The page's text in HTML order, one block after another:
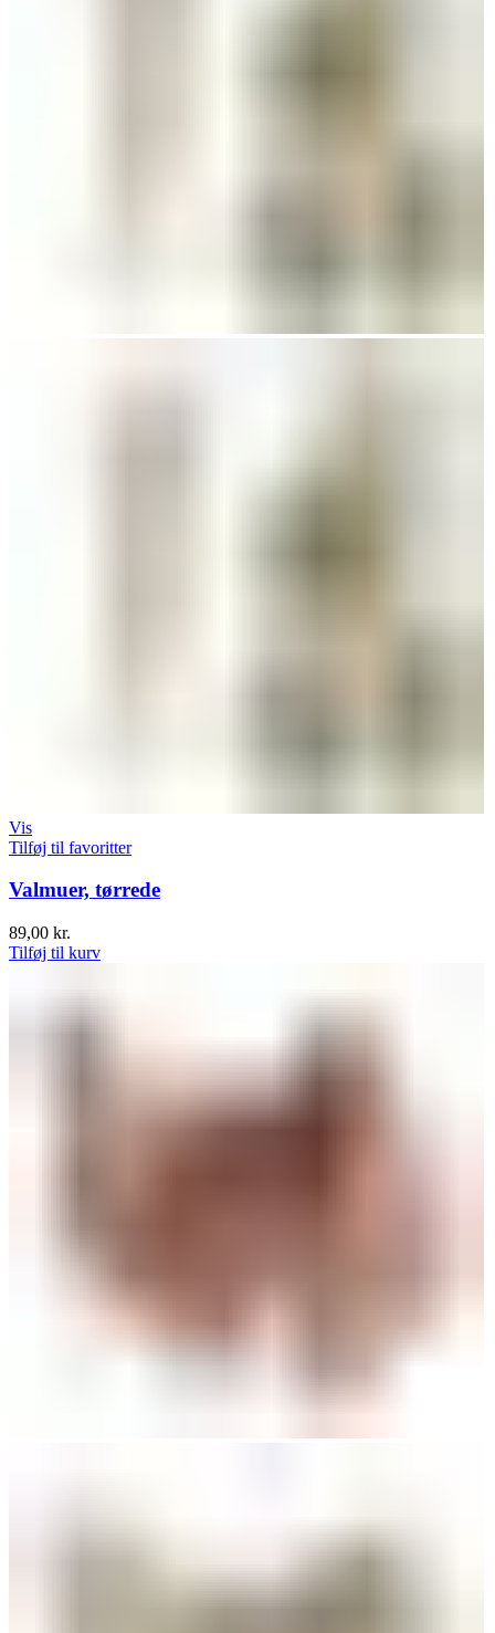
Vis
Tilføj til favoritter
Valmuer, tørrede
89,00 kr.
Tilføj til kurv